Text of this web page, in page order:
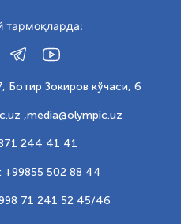
тармоқларда:
Ботир Зокиров кўчаси, 6
,media@olympic.uz
244 41 41
+99855 502 88 44
71 241 52 45/46